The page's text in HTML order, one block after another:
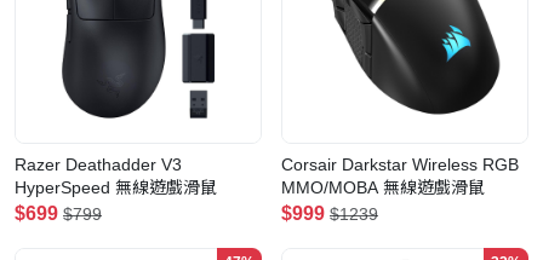
Razer Deathadder V3
HyperSpeed 無線遊戲滑鼠
$699 $799
Corsair Darkstar Wireless RGB
MMO/MOBA 無線遊戲滑鼠
$999 $1239